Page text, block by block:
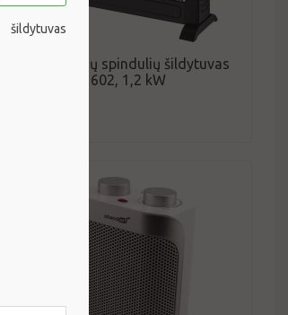
Infraraudonųjų spindulių šildytuvas
Standart LX-1602, 1,2 kW